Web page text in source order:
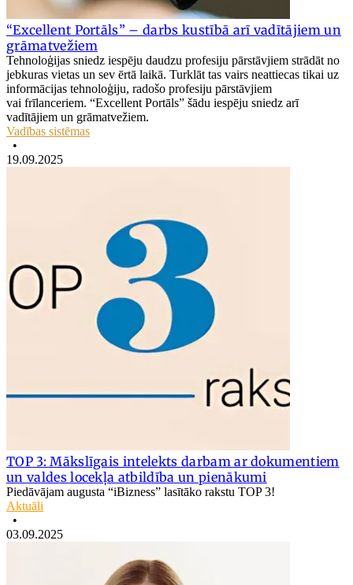
“Excellent Portāls” – darbs kustībā arī vadītājiem un
grāmatvežiem
Tehnoloģijas sniedz iespēju daudzu profesiju pārstāvjiem strādāt no
jebkuras vietas un sev ērtā laikā. Turklāt tas vairs neattiecas tikai uz
informācijas tehnoloģiju, radošo profesiju pārstāvjiem
vai frīlanceriem. “Excellent Portāls” šādu iespēju sniedz arī
vadītājiem un grāmatvežiem.
Vadības sistēmas
•
19.09.2025
TOP 3: Mākslīgais intelekts darbam ar dokumentiem
un valdes locekļa atbildība un pienākumi
Piedāvājam augusta “iBizness” lasītāko rakstu TOP 3!
Aktuāli
•
03.09.2025